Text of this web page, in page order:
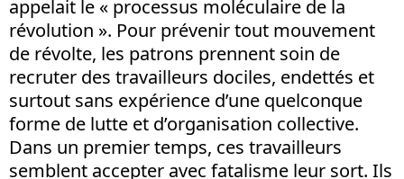
appelait le « processus moléculaire de la
révolution ». Pour prévenir tout mouvement
de révolte, les patrons prennent soin de
recruter des travailleurs dociles, endettés et
surtout sans expérience d’une quelconque
forme de lutte et d’organisation collective.
Dans un premier temps, ces travailleurs
semblent accepter avec fatalisme leur sort. Ils